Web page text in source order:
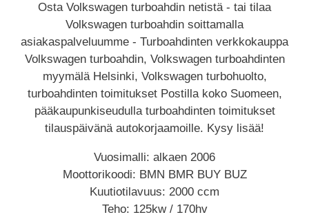
Osta Volkswagen turboahdin netistä - tai tilaa
Volkswagen turboahdin soittamalla
asiakaspalveluumme - Turboahdinten verkkokauppa
Volkswagen turboahdin, Volkswagen turboahdinten
myymälä Helsinki, Volkswagen turbohuolto,
turboahdinten toimitukset Postilla koko Suomeen,
pääkaupunkiseudulla turboahdinten toimitukset
tilauspäivänä autokorjaamoille. Kysy lisää!
Vuosimalli: alkaen 2006
Moottorikoodi: BMN BMR BUY BUZ
Kuutiotilavuus: 2000 ccm
Teho: 125kw / 170hv